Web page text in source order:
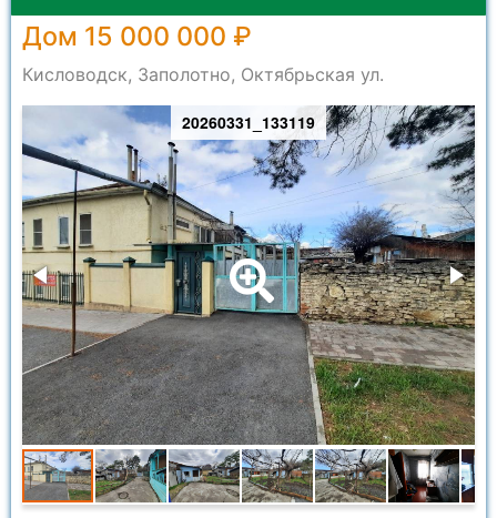
Дом 15 000 000 ₽
Кисловодск, Заполотно, Октябрьская ул.
20260331_133119